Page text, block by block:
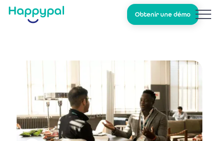
Obtenir une démo